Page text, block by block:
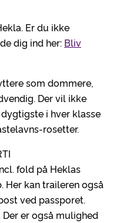
Er du ikke
dig ind her: Bliv
som dommere,
Der vil ikke
i hver klasse
rosetter.
fold på Heklas
Her kan traileren også
ved passporet.
er også mulighed